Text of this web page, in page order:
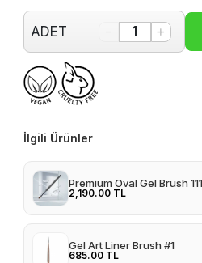
ADET 1 +
İlgili Ürünler
Premium Oval Gel Brush 111
2,190.00 TL
Gel Art Liner Brush #1
685.00 TL